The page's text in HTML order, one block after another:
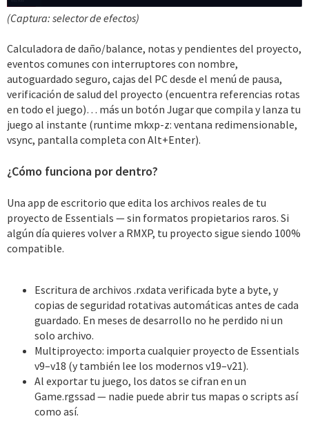
(Captura: selector de efectos)
Calculadora de daño/balance, notas y pendientes del proyecto,
eventos comunes con interruptores con nombre,
autoguardado seguro, cajas del PC desde el menú de pausa,
verificación de salud del proyecto (encuentra referencias rotas
en todo el juego)… más un botón Jugar que compila y lanza tu
juego al instante (runtime mkxp-z: ventana redimensionable,
vsync, pantalla completa con Alt+Enter).
¿Cómo funciona por dentro?
Una app de escritorio que edita los archivos reales de tu
proyecto de Essentials — sin formatos propietarios raros. Si
algún día quieres volver a RMXP, tu proyecto sigue siendo 100%
compatible.
Escritura de archivos .rxdata verificada byte a byte, y
copias de seguridad rotativas automáticas antes de cada
guardado. En meses de desarrollo no he perdido ni un
solo archivo.
Multiproyecto: importa cualquier proyecto de Essentials
v9–v18 (y también lee los modernos v19–v21).
Al exportar tu juego, los datos se cifran en un
Game.rgssad — nadie puede abrir tus mapas o scripts así
como así.